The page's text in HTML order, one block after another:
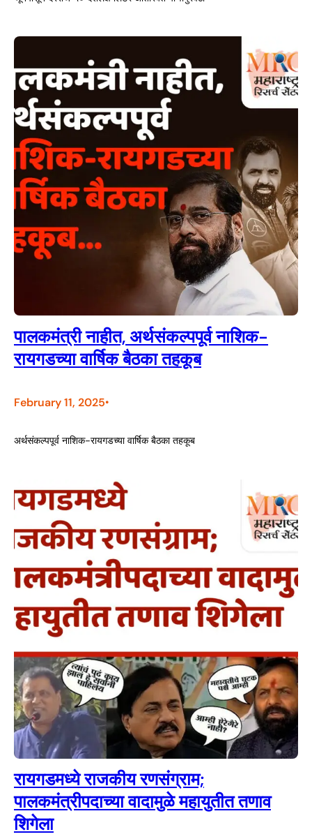
पालकमंत्री नाहीत, अर्थसंकल्पपूर्व नाशिक-
रायगडच्या वार्षिक बैठका तहकूब
February 11, 2025•
अर्थसंकल्पपूर्व नाशिक-रायगडच्या वार्षिक बैठका तहकूब
रायगडमध्ये राजकीय रणसंग्राम;
पालकमंत्रीपदाच्या वादामुळे महायुतीत तणाव
शिगेला